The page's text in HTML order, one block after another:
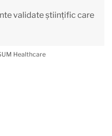
validate științific care
Healthcare